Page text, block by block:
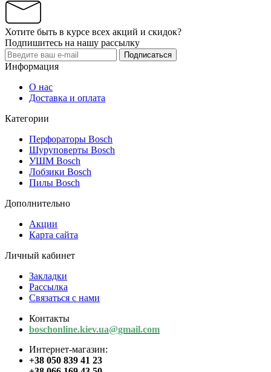
Хотите быть в курсе всех акций и скидок?
Подпишитесь на нашу рассылку
Подписаться
Информация
О нас
Доставка и оплата
Категории
Перфораторы Bosch
Шуруповерты Bosch
УШМ Bosch
Лобзики Bosch
Пилы Bosch
Дополнительно
Акции
Карта сайта
Личный кабинет
Закладки
Рассылка
Связаться с нами
Контакты
boschonline.kiev.ua@gmail.com
Интернет-магазин:
+38 050 839 41 23